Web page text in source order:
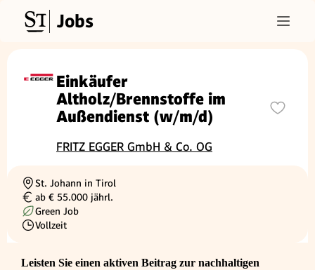
Jobs
Einkäufer
Altholz/Brennstoffe im
Außendienst (w/m/d)
FRITZ EGGER GmbH & Co. OG
Ortschaft
St. Johann in Tirol
Gehalt
ab € 55.000 jährl.
Green Job
Beschäftigungsart
Vollzeit
Leisten Sie einen aktiven Beitrag zur nachhaltigen